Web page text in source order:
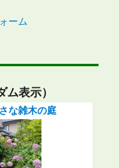
ーム
ム表示）
な雑木の庭